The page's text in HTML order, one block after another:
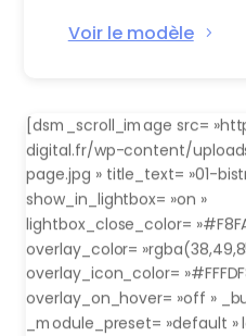
Voir le modèle
[dsm_scroll_image src=
digital.fr/wp-content/
page.jpg » title_text= »01-
show_in_lightbox= »on »
lightbox_close_color=
overlay_color=
overlay_icon_color=
overlay_on_hover= »off »
_module_preset= »default »